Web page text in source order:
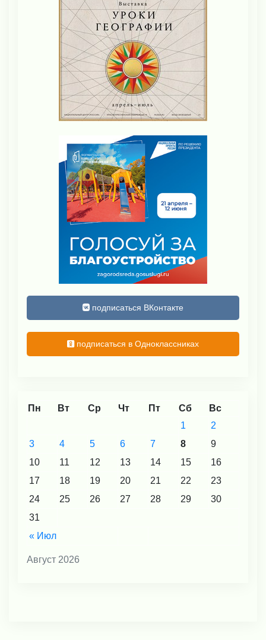
подписаться ВКонтакте
подписаться в Одноклассниках
Август 2026
Пн Вт Ср Чт Пт Сб Вс
« Июл
1
2
3
4 5 6 7 8
9
10
11 12 13 14 15
16
17
18 19 20 21 22
23
24
25 26 27 28 29
30
31